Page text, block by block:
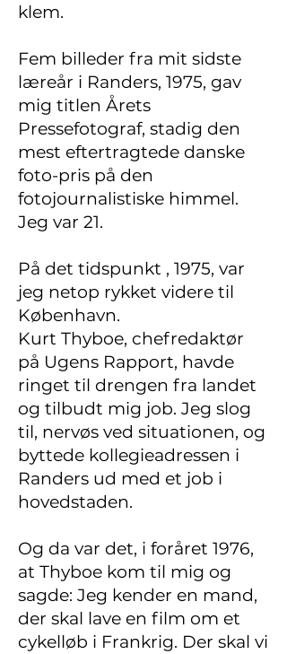
klem.
Fem billeder fra mit sidste
læreår i Randers, 1975, gav
mig titlen Årets
Pressefotograf, stadig den
mest eftertragtede danske
foto-pris på den
fotojournalistiske himmel.
Jeg var 21.
På det tidspunkt , 1975, var
jeg netop rykket videre til
København.
Kurt Thyboe, chefredaktør
på Ugens Rapport, havde
ringet til drengen fra landet
og tilbudt mig job. Jeg slog
til, nervøs ved situationen, og
byttede kollegieadressen i
Randers ud med et job i
hovedstaden.
Og da var det, i foråret 1976,
at Thyboe kom til mig og
sagde: Jeg kender en mand,
der skal lave en film om et
cykelløb i Frankrig. Der skal vi